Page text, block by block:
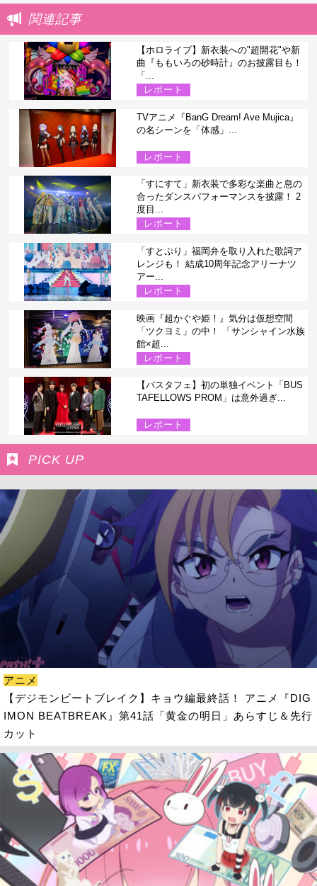
関連記事
【ホロライブ】新衣装への"超開花"や新
曲『ももいろの砂時計』のお披露目も！
「...
レポート
TVアニメ『BanG Dream! Ave Mujica』
の名シーンを「体感」...
レポート
「すにすて」新衣装で多彩な楽曲と息の
合ったダンスパフォーマンスを披露！ 2
度目...
レポート
「すとぷり」福岡弁を取り入れた歌詞ア
レンジも！ 結成10周年記念アリーナツ
アー...
レポート
映画『超かぐや姫！』気分は仮想空間
「ツクヨミ」の中！ 「サンシャイン水族
館×超...
レポート
【バスタフェ】初の単独イベント「BUS
TAFELLOWS PROM」は意外過ぎ...
レポート
PICK UP
アニメ
【デジモンビートブレイク】キョウ編最終話！ アニメ『DIG
IMON BEATBREAK』第41話「黄金の明日」あらすじ＆先行
カット